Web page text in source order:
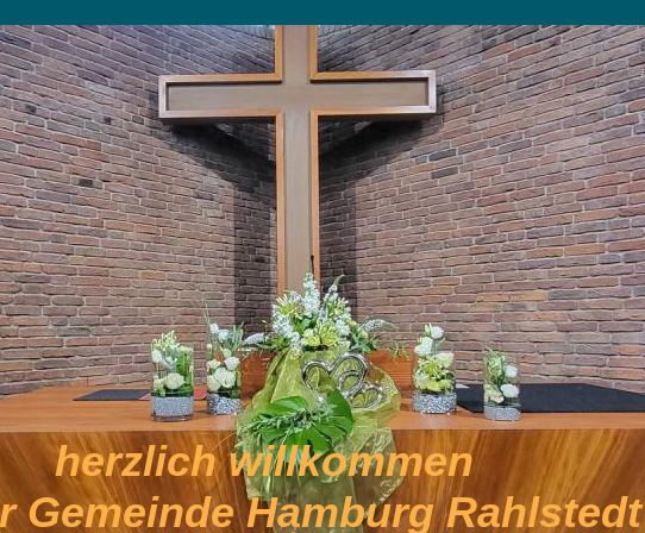
herzlich willkommen
Gemeinde Hamburg Rahlstedt